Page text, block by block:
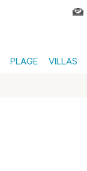
PLAGE VILLAS